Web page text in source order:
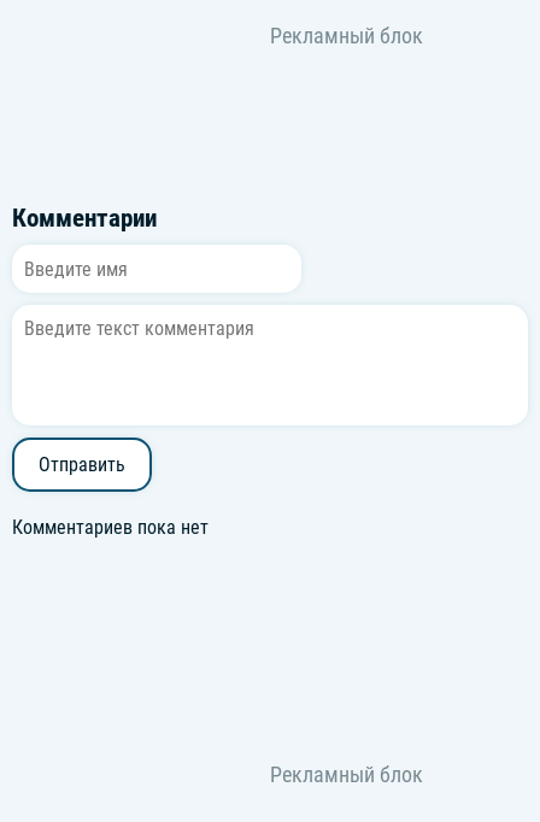
Комментарии
Отправить
Комментариев пока нет